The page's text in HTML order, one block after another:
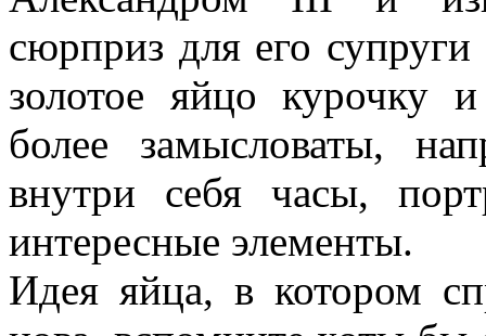
сюрприз для его
золотое яйцо курочку
более замысловаты,
внутри себя часы,
интересные элементы.
Идея яйца, в котором